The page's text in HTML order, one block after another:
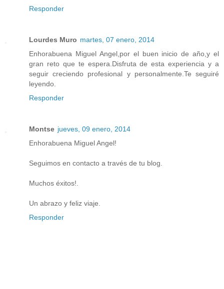
Responder
Lourdes Muro martes, 07 enero, 2014
Enhorabuena Miguel Angel,por el buen inicio de año,y el
gran reto que te espera.Disfruta de esta experiencia y a
seguir creciendo profesional y personalmente.Te seguiré
leyendo.
Responder
Montse jueves, 09 enero, 2014
Enhorabuena Miguel Angel!
Seguimos en contacto a través de tu blog.
Muchos éxitos!.
Un abrazo y feliz viaje.
Responder